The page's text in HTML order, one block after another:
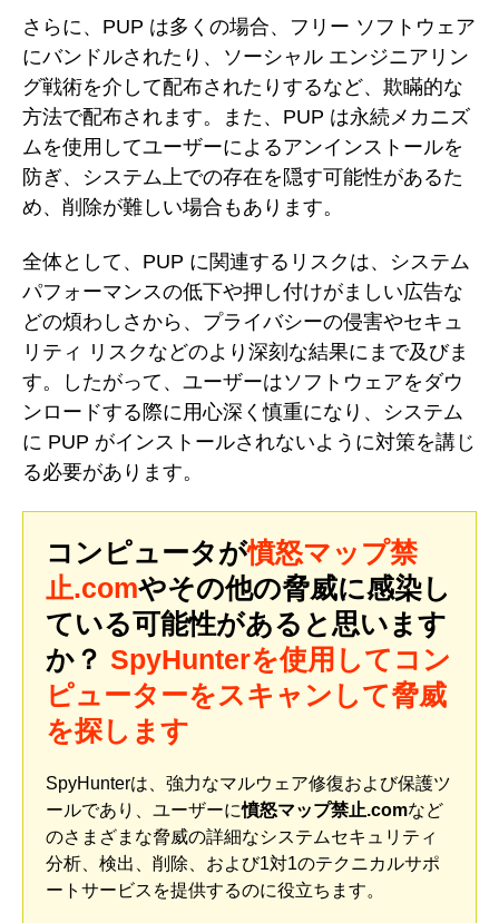
さらに、PUP は多くの場合、フリー ソフトウェア
にバンドルされたり、ソーシャル エンジニアリン
グ戦術を介して配布されたりするなど、欺瞞的な
方法で配布されます。また、PUP は永続メカニズ
ムを使用してユーザーによるアンインストールを
防ぎ、システム上での存在を隠す可能性があるた
め、削除が難しい場合もあります。
全体として、PUP に関連するリスクは、システム
パフォーマンスの低下や押し付けがましい広告な
どの煩わしさから、プライバシーの侵害やセキュ
リティ リスクなどのより深刻な結果にまで及びま
す。したがって、ユーザーはソフトウェアをダウ
ンロードする際に用心深く慎重になり、システム
に PUP がインストールされないように対策を講じ
る必要があります。
コンピュータが憤怒マップ禁
止.comやその他の脅威に感染し
ている可能性があると思います
か？ SpyHunterを使用してコン
ピューターをスキャンして脅威
を探します
SpyHunterは、強力なマルウェア修復および保護ツ
ールであり、ユーザーに憤怒マップ禁止.comなど
のさまざまな脅威の詳細なシステムセキュリティ
分析、検出、削除、および1対1のテクニカルサポ
ートサービスを提供するのに役立ちます。